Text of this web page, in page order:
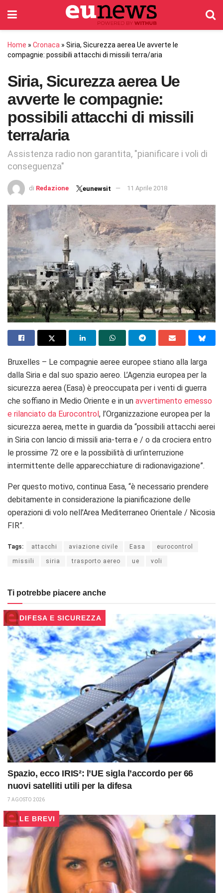
Home » Cronaca » Siria, Sicurezza aerea Ue avverte le
compagnie: possibili attacchi di missili terra/aria
Siria, Sicurezza aerea Ue
avverte le compagnie:
possibili attacchi di missili
terra/aria
Assistenza radio non garantita, "pianificare i voli di
conseguenza"
di Redazione eunewsit 11 Aprile 2018
Bruxelles – Le compagnie aeree europee stiano alla larga
dalla Siria e dal suo spazio aereo. L’Agenzia europea per la
sicurezza aerea (Easa) è preoccupata per i venti di guerra
che soffiano in Medio Oriente e in un avvertimento emesso
e rilanciato da Eurocontrol, l’Organizzazione europea per la
sicurezza aerea, mette in guardia da “possibili attacchi aerei
in Siria con lancio di missili aria-terra e / o da crociera entro
le prossime 72 ore e la possibilità di un’interruzione
intermittente delle apparecchiature di radionavigazione”.
Per questo motivo, continua Easa, “è necessario prendere
debitamente in considerazione la pianificazione delle
operazioni di volo nell’Area Mediterraneo Orientale / Nicosia
FIR”.
Tags: attacchi aviazione civile Easa eurocontrol
missili siria trasporto aereo ue voli
Ti potrebbe piacere anche
DIFESA E SICUREZZA
Spazio, ecco IRIS²: l’UE sigla l’accordo per 66
nuovi satelliti utili per la difesa
7 AGOSTO 2026
LE BREVI